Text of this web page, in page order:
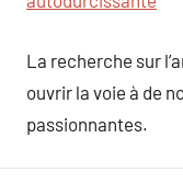
La recherche sur
ouvrir la voie à de
passionnantes.